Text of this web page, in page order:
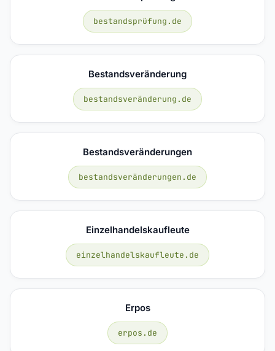
bestandsprüfung.de
Bestandsveränderung
bestandsveränderung.de
Bestandsveränderungen
bestandsveränderungen.de
Einzelhandelskaufleute
einzelhandelskaufleute.de
Erpos
erpos.de